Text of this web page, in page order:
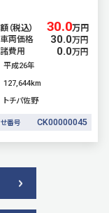
（税込） 30.0万円
車両価格
30.0万円
諸費用
0.0万円
平成26年
127,644km
トチパ佐野
番号 CK00000045